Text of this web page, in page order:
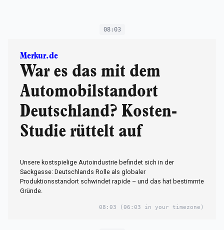
08:03
Merkur.de
War es das mit dem
Automobilstandort
Deutschland? Kosten-
Studie rüttelt auf
Unsere kostspielige Autoindustrie befindet sich in der
Sackgasse: Deutschlands Rolle als globaler
Produktionsstandort schwindet rapide – und das hat bestimmte
Gründe.
08:03 (06:03 in your timezone)